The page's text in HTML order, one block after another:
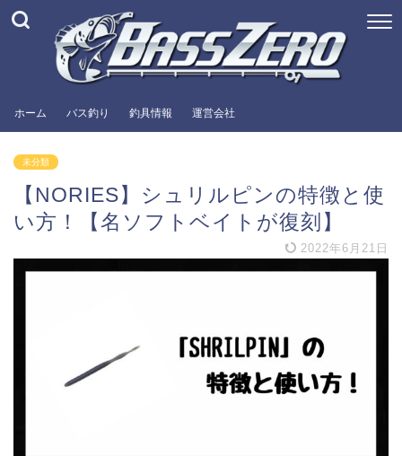
ホーム バス釣り 釣具情報 運営会社
未分類
【NORIES】シュリルピンの特徴と使
い方！【名ソフトベイトが復刻】
2022年6月21日